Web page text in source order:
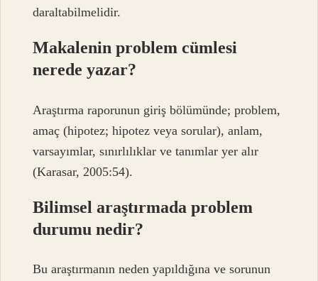
daraltabilmelidir.
Makalenin problem cümlesi
nerede yazar?
Araştırma raporunun giriş bölümünde; problem,
amaç (hipotez; hipotez veya sorular), anlam,
varsayımlar, sınırlılıklar ve tanımlar yer alır
(Karasar, 2005:54).
Bilimsel araştırmada problem
durumu nedir?
Bu araştırmanın neden yapıldığına ve sorunun